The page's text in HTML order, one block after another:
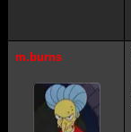
m.burns